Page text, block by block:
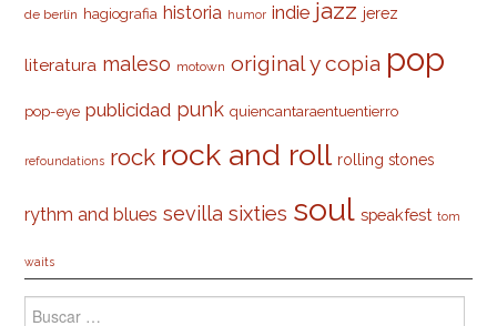
de berlín hagiografia historia humor indie jazz jerez
literatura maleso motown original y copia pop
pop-eye publicidad punk quiencantaraentuentierro
refoundations rock rock and roll rolling stones
rythm and blues sevilla sixties soul speakfest tom
waits
Buscar: